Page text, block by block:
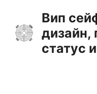
содержимому
Вип
статус